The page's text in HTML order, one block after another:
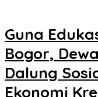
Guna
Bogor,
Dalung
Ekonomi